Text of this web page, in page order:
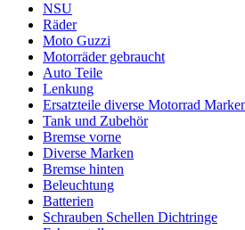
NSU
Räder
Moto Guzzi
Motorräder gebraucht
Auto Teile
Lenkung
Ersatzteile diverse Motorrad
Tank und Zubehör
Bremse vorne
Diverse Marken
Bremse hinten
Beleuchtung
Batterien
Schrauben Schellen Dichtringe